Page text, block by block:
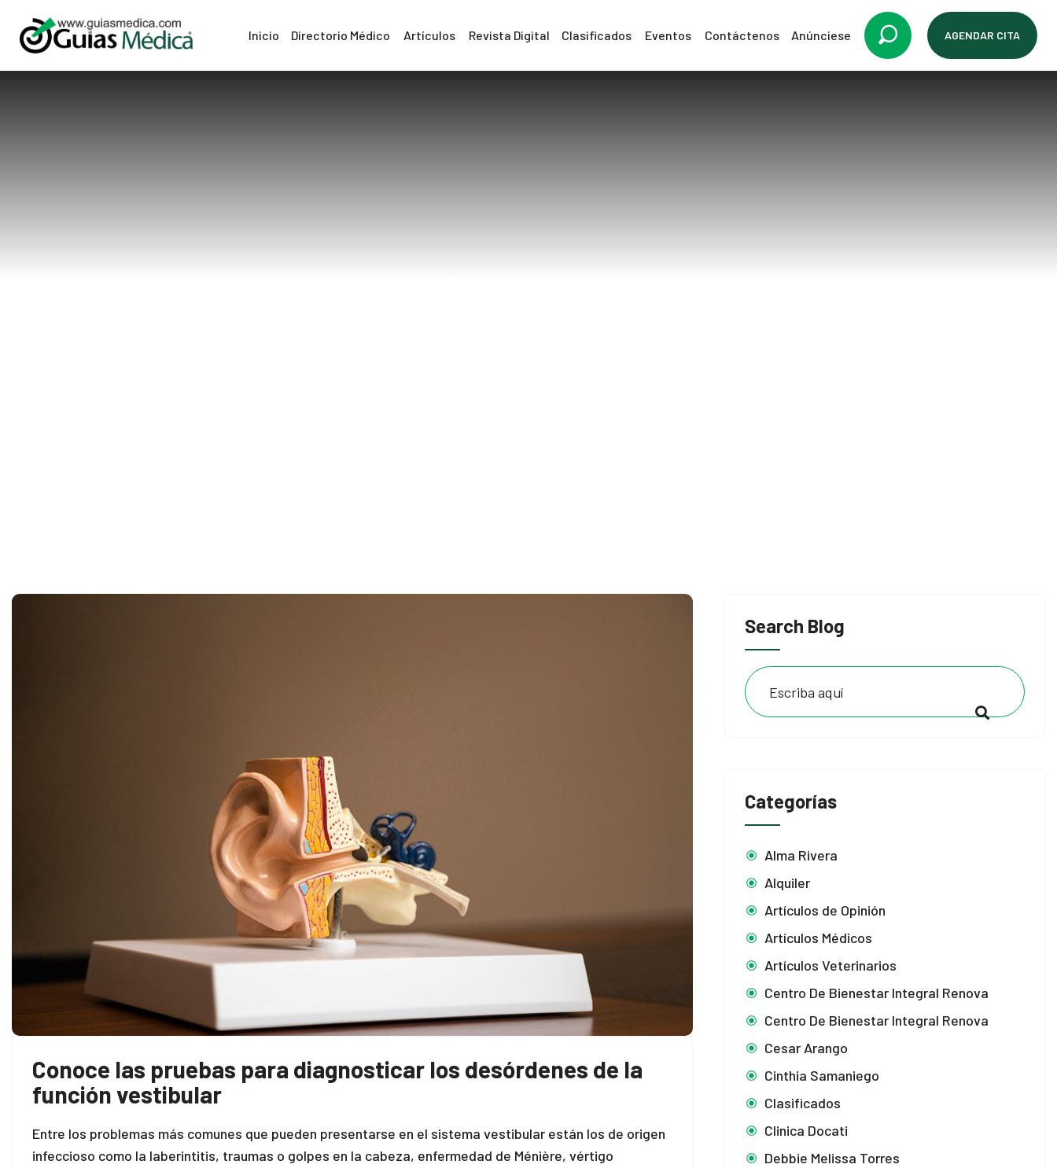
Inicio Directorio Médico Artículos Revista Digital Clasificados Eventos Contáctenos Anúnciese AGENDAR CITA
Search Blog
Categorías
Alma Rivera
Alquiler
Artículos de Opinión
Artículos Médicos
Artículos Veterinarios
Centro De Bienestar Integral Renova
Centro De Bienestar Integral Renova
Cesar Arango
Cinthia Samaniego
Clasificados
Clinica Docati
Debbie Melissa Torres
Conoce las pruebas para diagnosticar los desórdenes de la
función vestibular
Entre los problemas más comunes que pueden presentarse en el sistema vestibular están los de origen
infeccioso como la laberintitis, traumas o golpes en la cabeza, enfermedad de Ménière, vértigo